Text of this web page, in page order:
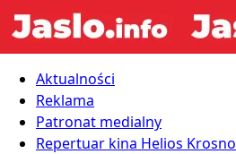
Aktualności
Reklama
Patronat medialny
Repertuar kina Helios Krosno